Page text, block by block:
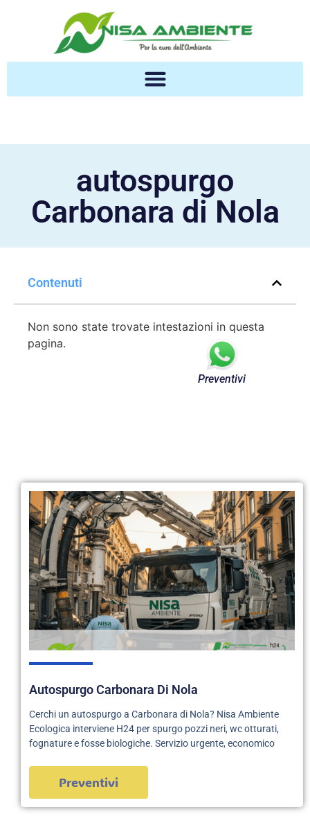
autospurgo
Carbonara di Nola
Contenuti
Non sono state trovate intestazioni in questa
pagina.
Autospurgo Carbonara Di Nola
Cerchi un autospurgo a Carbonara di Nola? Nisa Ambiente
Ecologica interviene H24 per spurgo pozzi neri, wc otturati,
fognature e fosse biologiche. Servizio urgente, economico
Preventivi
Preventivi